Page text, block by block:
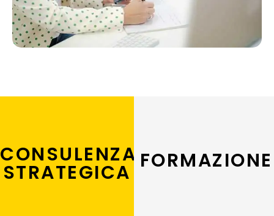
CONSULENZA
STRATEGICA FORMAZIONE